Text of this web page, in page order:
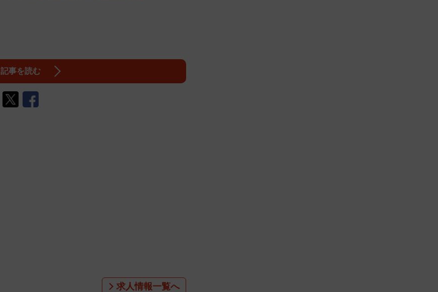
記事を読む
求人情報一覧へ